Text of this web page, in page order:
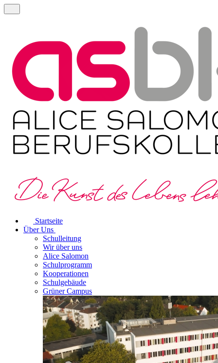
Startseite
Über Uns
Schulleitung
Wir über uns
Alice Salomon
Schulprogramm
Kooperationen
Schulgebäude
Grüner Campus